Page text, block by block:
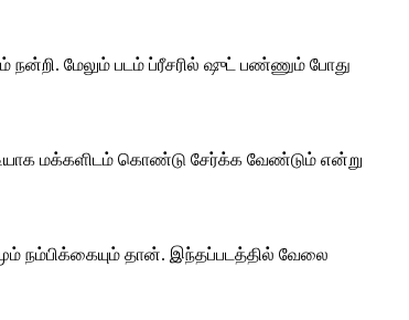
மேலும் படம் ப்ரீசரில் ஷுட் பண்ணும் போது
மக்களிடம் கொண்டு சேர்க்க வேண்டும் என்று
நம்பிக்கையும் தான். இந்தப்படத்தில் வேலை